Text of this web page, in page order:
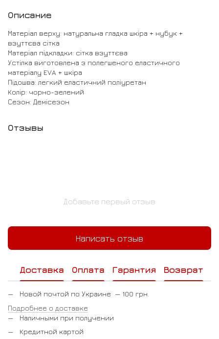
Описание
Матеріал верху: натуральна гладка шкіра + нубук +
взуттєва сітка
Матеріал підкладки: сітка взуттєва
Устілка виготовлена з полегшеного еластичного
матеріалу EVA + шкіра
Підошва: легкий еластичний поліуретан
Колір: чорно-зелений
Сезон: Демісезон
Отзывы
Добавьте первый отзыв
Написать отзыв
Доставка Оплата Гарантия Возврат
Новой почтой по Украине — 100 грн.
Подробнее о доставке
Наличными при получении
Кредитной картой